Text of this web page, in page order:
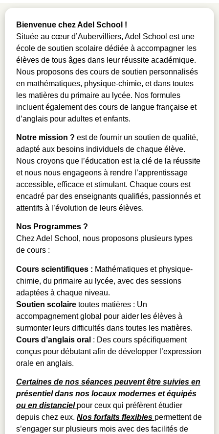
Bienvenue chez Adel School !
Située au cœur d’Aubervilliers, Adel School est une
école de soutien scolaire dédiée à accompagner les
élèves de tous âges dans leur réussite académique.
Nous proposons des cours de soutien personnalisés
en mathématiques, physique-chimie, et dans toutes
les matières du primaire au lycée. Nos formules
incluent également des cours de langue française et
d’anglais pour adultes et enfants.
Notre mission ? est de fournir un soutien de qualité,
adapté aux besoins individuels de chaque élève.
Nous croyons que l’éducation est la clé de la réussite
et nous nous engageons à rendre l’apprentissage
accessible, efficace et stimulant. Chaque cours est
encadré par des enseignants qualifiés, passionnés et
attentifs à l’évolution de leurs élèves.
Nos Programmes ?
Chez Adel School, nous proposons plusieurs types
de cours :
Cours scientifiques : Mathématiques et physique-
chimie, du primaire au lycée, avec des sessions
adaptées à chaque niveau.
Soutien scolaire toutes matières : Un
accompagnement global pour aider les élèves à
surmonter leurs difficultés dans toutes les matières.
Cours d’anglais oral : Des cours spécifiquement
conçus pour débutant afin de développer l’expression
orale en anglais.
Certaines de nos séances peuvent être suivies en
présentiel dans nos locaux modernes et équipés
ou en distanciel pour ceux qui préfèrent étudier
depuis chez eux. Nos forfaits flexibles permettent de
s’engager sur plusieurs mois avec des facilités de